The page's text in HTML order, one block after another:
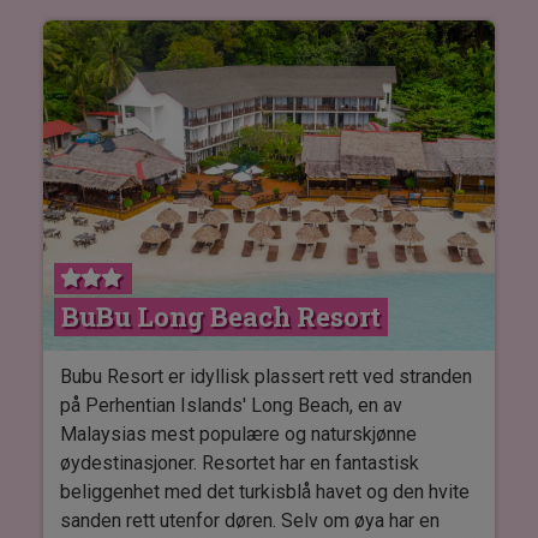
templer og Penang Hill. Disse turene er designet
for å gi gjestene en autentisk opplevelse av den
malaysiske kulturarven og Penangs natur.
Hotellets kafé tilbyr frokost, lunsj og
ettermiddagste med fokus på komfort og
familievennlige omgivelser.
Alle rom på hotellet er innredet med dobbeltseng
eller to enkeltsenger samt med fasiliteter som
aircondition, wi-fi, minibar, safe og TV.
BuBu Long Beach Resort
Bubu Resort er idyllisk plassert rett ved stranden
på Perhentian Islands' Long Beach, en av
Malaysias mest populære og naturskjønne
øydestinasjoner. Resortet har en fantastisk
beliggenhet med det turkisblå havet og den hvite
sanden rett utenfor døren. Selv om øya har en